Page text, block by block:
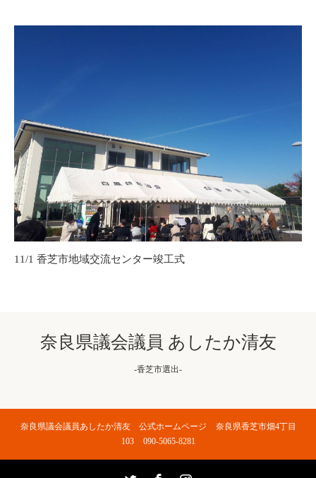
11/1 香芝市地域交流センター竣工式
奈良県議会議員 あしたか清友
-香芝市選出-
奈良県議会議員あしたか清友 公式ホームページ
奈良県香芝市畑4丁目
103
090-5065-8281